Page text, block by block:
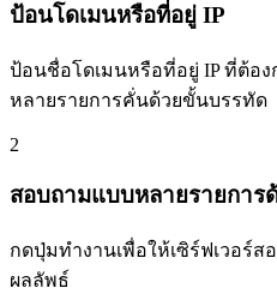
ป้อนโดเมนหรือที่อยู่ IP
ป้อนชื่อโดเมนหรือที่อยู่ IP ที่ต้อ
หลายรายการคั่นด้วยขั้นบรรทัด
2
สอบถามแบบหลายรายการ
กดปุ่มทำงานเพื่อให้เซิร์ฟเวอร์ส
ผลลัพธ์